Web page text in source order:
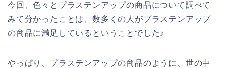
今回、色々とプラステンアップの商品について調べて
みて分かったことは、数多くの人がプラステンアップ
の商品に満足しているということでした♪
やっぱり、プラステンアップの商品のように、世の中